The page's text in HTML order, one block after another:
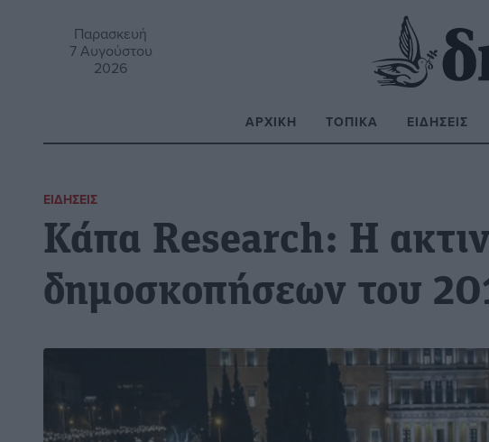
Παρασκευή
7 Αυγούστου
2026
ΑΡΧΙΚΉ ΤΟΠΙΚΆ ΕΙΔΉΣΕΙΣ
ΕΙΔΉΣΕΙΣ
Κάπα Research: Η
δημοσκοπήσεων του